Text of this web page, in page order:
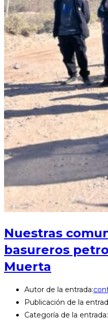
Nuestras
basureros
Muerta
Autor de la entrada:
Publicación de la
Categoría de la entrada: